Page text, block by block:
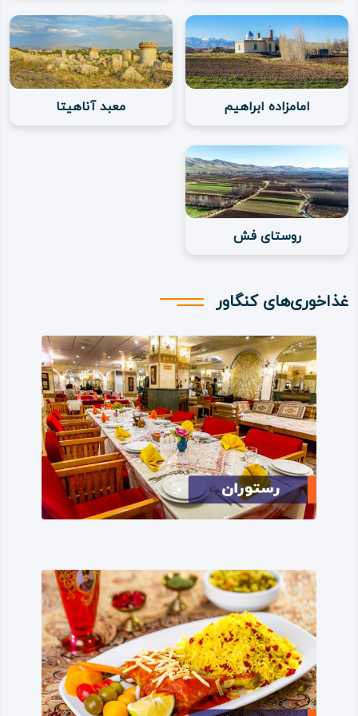
دژی که در منطقه کنگه است.
اقلیم شهرستان کنگاور
طبیعت این شهر به دلیل کوهستانی بودن، همچون دیگر نقاط
رشته‌ کوه زاگرس و به دلیل وجود سراب‌ها، چشمه‌ها و
رودخانه‌های زیاد بسیار سرسبز بوده، دارای پوشش گیاهی و
جنگلی متنوعی است.
پارک‌ها و بوستان‌های تفریحی در داخل مناطق مسکونی، در کنار
باغ‌ها و مزارع و این‌ همه در جوار بیشه‌ها و جنگل‌های طبیعی،
اقلیم سرسبز و مملو از گل‌زارها و مزارع رنگارنگ است.
قدمت شهرستان کنگاور
پیشینه کنگاور در جایگاه یک شهر و به عنوان مرکزی برای تجمع
انسان‌ها، به دوران پیشا تاریخی برمی‌گردد و این از کشفیات و
آثار به دست آمده در کاوش‌های باستان‌ شناختی دریافت
می‌شود.
در حقیقت به دلیل اقلیم مناسب و موقعیت جغرافیایی و تجاری
منطقه، همیشه و در هر دوره تاریخی، محل سکونتی متمدن برای
معبد آناهیتا و دیگر آثار به جا مانده از دوره‌های هخامنشی،
اشکانی و ساسانی گویای اهمیت این منطقه بوده، تا جایی که در
دوره‌هایی تبدیل به پایتخت تابستانه این امپراتوری‌ها شده
امامزاده ابراهیم معبد آناهیتا
روستای فش
غذاخوری‌های کنگاور